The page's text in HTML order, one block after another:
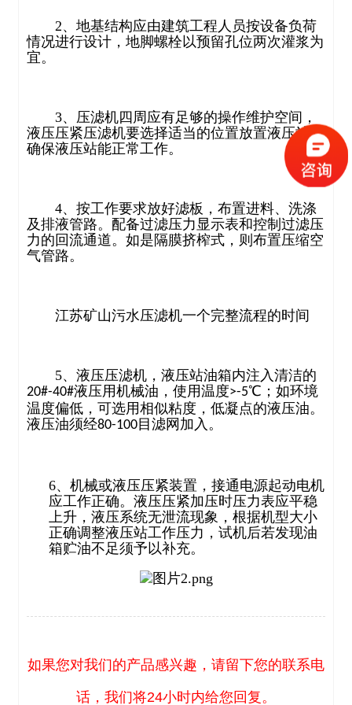
2、地基结构应由建筑工程人员按设备负荷
情况进行设计，地脚螺栓以预留孔位两次灌浆为
宜。
3、压滤机四周应有足够的操作维护空间，
液压压紧压滤机要选择适当的位置放置液压站，
确保液压站能正常工作。
4、按工作要求放好滤板，布置进料、洗涤
及排液管路。配备过滤压力显示表和控制过滤压
力的回流通道。如是隔膜挤榨式，则布置压缩空
气管路。
江苏矿山污水压滤机一个完整流程的时间
5、液压压滤机，液压站油箱内注入清洁的
20#-40#液压用机械油，使用温度>-5℃；如环境
温度偏低，可选用相似粘度，低凝点的液压油。
液压油须经80-100目滤网加入。
6、 机械或液压压紧装置，接通电源起动电机
应工作正确。液压压紧加压时压力表应平稳
上升，液压系统无泄流现象，根据机型大小
正确调整液压站工作压力，试机后若发现油
箱贮油不足须予以补充。
如果您对我们的产品感兴趣，请留下您的联系电
话， 我们将24小时内给您回复。